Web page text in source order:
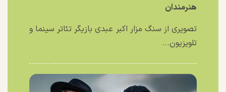
هنرمندان
تصویری از سنگ مزار اکبر عبدی بازیگر تئاتر سینما و
تلویزیون...